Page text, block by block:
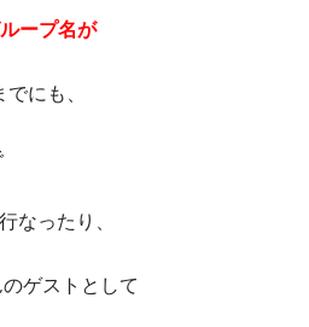
ープ名が
にも、
なったり、
ゲストとして